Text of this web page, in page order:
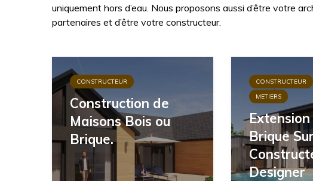
uniquement hors d’eau. Nous proposons aussi d’être votre
partenaires et d’être votre constructeur.
CONSTRUCTEUR
Construction de
Maisons Bois ou
Brique.
CONSTRUCTEUR
METIERS
Brique
Designer